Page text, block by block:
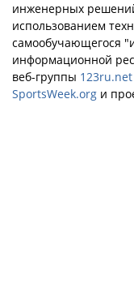
инженерных
использованием
самообучающегося
информационной
веб-группы 123ru.net
SportsWeek.org и